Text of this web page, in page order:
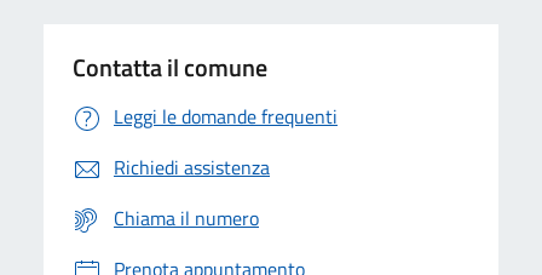
Contatta il comune
Leggi le domande frequenti
Richiedi assistenza
Chiama il numero
Prenota appuntamento